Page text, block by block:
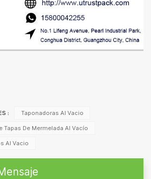
: Taponadoras Al Vacio
Tapas De Mermelada Al Vacío
Al Vacio